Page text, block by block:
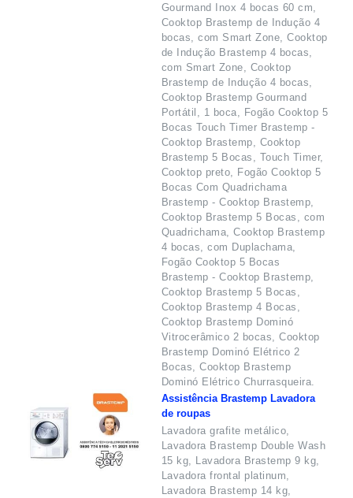
Gourmand Inox 4 bocas 60 cm,
Cooktop Brastemp de Indução 4
bocas, com Smart Zone, Cooktop
de Indução Brastemp 4 bocas,
com Smart Zone, Cooktop
Brastemp de Indução 4 bocas,
Cooktop Brastemp Gourmand
Portátil, 1 boca, Fogão Cooktop 5
Bocas Touch Timer Brastemp -
Cooktop Brastemp, Cooktop
Brastemp 5 Bocas, Touch Timer,
Cooktop preto, Fogão Cooktop 5
Bocas Com Quadrichama
Brastemp - Cooktop Brastemp,
Cooktop Brastemp 5 Bocas, com
Quadrichama, Cooktop Brastemp
4 bocas, com Duplachama,
Fogão Cooktop 5 Bocas
Brastemp - Cooktop Brastemp,
Cooktop Brastemp 5 Bocas,
Cooktop Brastemp 4 Bocas,
Cooktop Brastemp Dominó
Vitrocerâmico 2 bocas, Cooktop
Brastemp Dominó Elétrico 2
Bocas, Cooktop Brastemp
Dominó Elétrico Churrasqueira.
Assistência Brastemp Lavadora
de roupas
Lavadora grafite metálico,
Lavadora Brastemp Double Wash
15 kg, Lavadora Brastemp 9 kg,
Lavadora frontal platinum,
Lavadora Brastemp 14 kg,